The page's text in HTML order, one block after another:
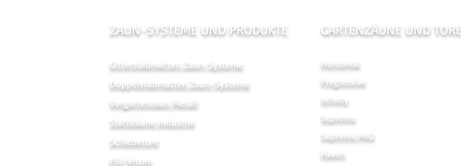
ZAUN-SYSTEME UND PRODUKTE
Gitterstabmatten Zaun-Systeme
Doppelstabmatten Zaun-Systeme
Vorgartenzaun Metall
Stahlzäune Industrie
Schiebetore
Flügeltore
GARTENZÄUNE UND TORE
Horizontal
Progressive
Infinity
Supreme
Supreme MK2
Haven